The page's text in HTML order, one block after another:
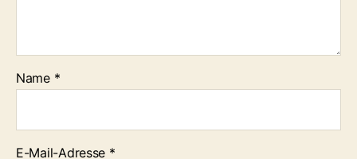
Name *
E-Mail-Adresse *